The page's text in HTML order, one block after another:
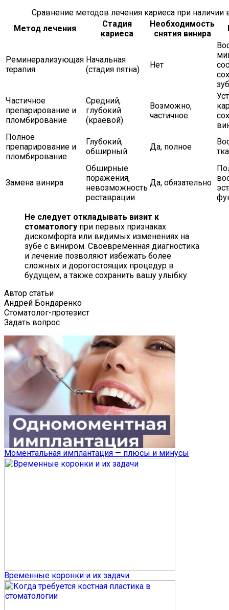
Сравнение методов лечения кариеса при наличии
Метод лечения
Стадия
кариеса
Необходимость
снятия винира
Реминерализующая
терапия
Начальная
(стадия пятна)
Нет
Частичное
препарирование и
пломбирование
Средний,
глубокий
(краевой)
Возможно,
частичное
Полное
препарирование и
пломбирование
Глубокий,
обширный
Да, полное
Замена винира
Обширные
поражения,
невозможность
реставрации
Да, обязательно
Не следует откладывать визит к
стоматологу при первых признаках
дискомфорта или видимых изменениях на
зубе с виниром. Своевременная диагностика
и лечение позволяют избежать более
сложных и дорогостоящих процедур в
будущем, а также сохранить вашу улыбку.
Автор статьи
Андрей Бондаренко
Стоматолог-протезист
Задать вопрос
Моментальная имплантация — плюсы и минусы
Временные коронки и их задачи